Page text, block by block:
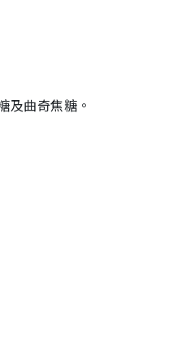
及曲奇焦糖。